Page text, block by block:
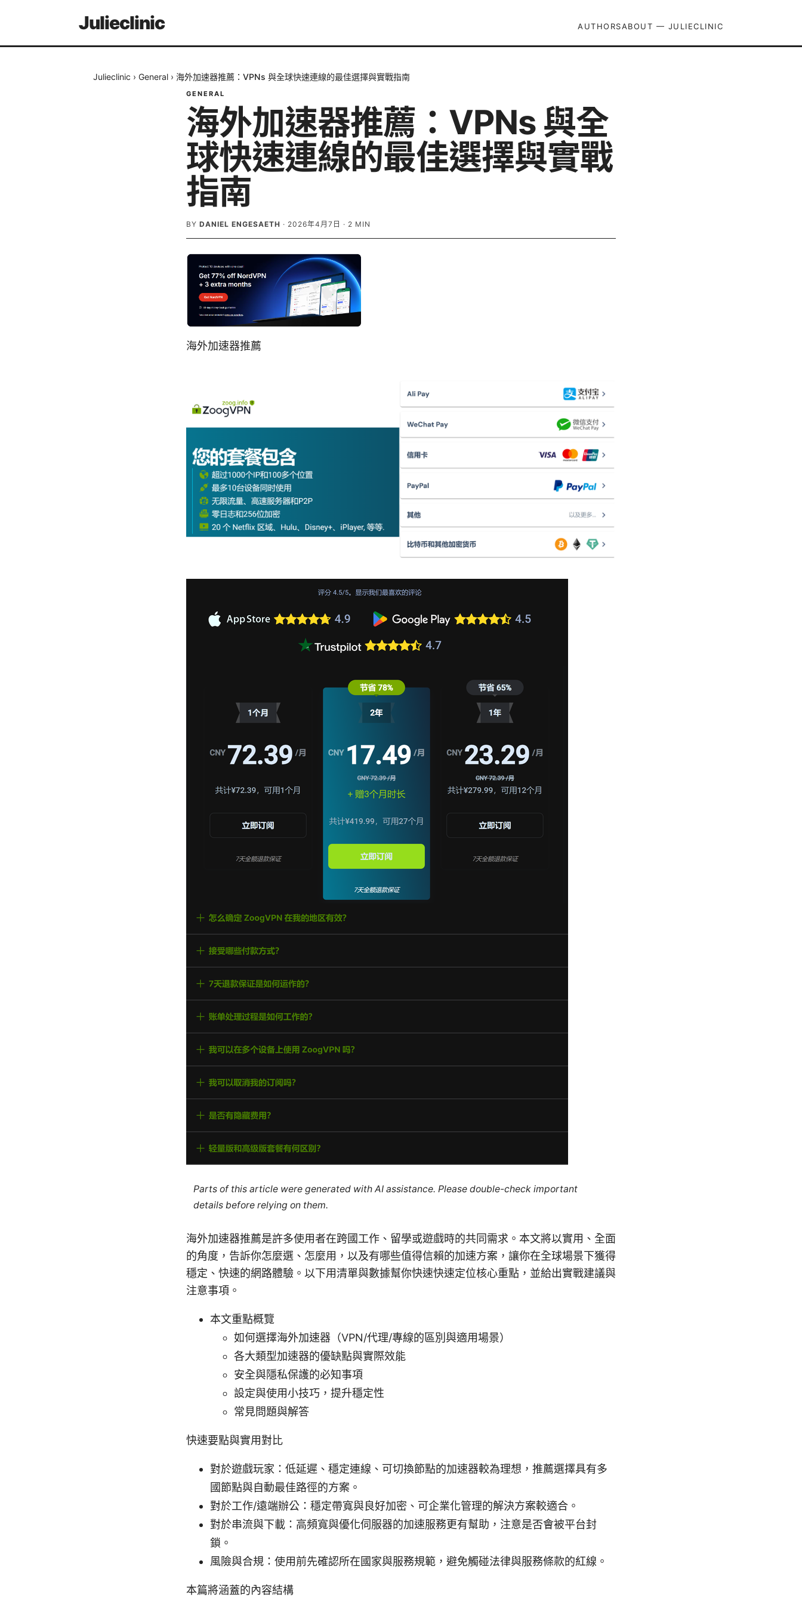
Julieclinic AUTHORSABOUT — JULIECLINIC
Julieclinic › General › 海外加速器推薦：VPNs 與全球快速連線的最佳選擇與實戰指南
GENERAL
海外加速器推薦：VPNs 與全
球快速連線的最佳選擇與實戰
指南
BY DANIEL ENGESAETH · 2026年4月7日 · 2 MIN
海外加速器推薦
Parts of this article were generated with AI assistance. Please double-check important
details before relying on them.
海外加速器推薦是許多使用者在跨國工作、留學或遊戲時的共同需求。本文將以實用、全面
的角度，告訴你怎麼選、怎麼用，以及有哪些值得信賴的加速方案，讓你在全球場景下獲得
穩定、快速的網路體驗。以下用清單與數據幫你快速快速定位核心重點，並給出實戰建議與
注意事項。
本文重點概覽
如何選擇海外加速器（VPN/代理/專線的區別與適用場景）
各大類型加速器的優缺點與實際效能
安全與隱私保護的必知事項
設定與使用小技巧，提升穩定性
常見問題與解答
快速要點與實用對比
對於遊戲玩家：低延遲、穩定連線、可切換節點的加速器較為理想，推薦選擇具有多
國節點與自動最佳路徑的方案。
對於工作/遠端辦公：穩定帶寬與良好加密、可企業化管理的解決方案較適合。
對於串流與下載：高頻寬與優化伺服器的加速服務更有幫助，注意是否會被平台封
鎖。
風險與合規：使用前先確認所在國家與服務規範，避免觸碰法律與服務條款的紅線。
本篇將涵蓋的內容結構